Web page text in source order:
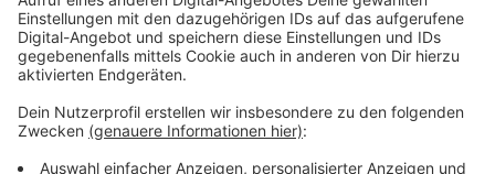
Anzeige